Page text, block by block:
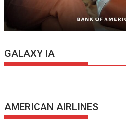
GALAXY IA
AMERICAN AIRLINES